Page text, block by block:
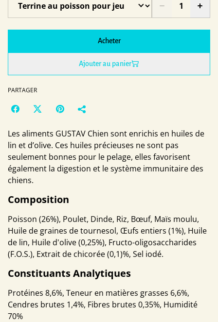
Acheter
Ajouter au panier
PARTAGER
Les aliments GUSTAV Chien sont enrichis en huiles de
lin et d’olive. Ces huiles précieuses ne sont pas
seulement bonnes pour le pelage, elles favorisent
également la digestion et le système immunitaire des
chiens.
Composition
Poisson (26%), Poulet, Dinde, Riz, Bœuf, Maïs moulu,
Huile de graines de tournesol, Œufs entiers (1%), Huile
de lin, Huile d'olive (0,25%), Fructo-oligosaccharides
(F.O.S.), Extrait de chicorée (0,1)%, Sel iodé.
Constituants Analytiques
Protéines 8,6%, Teneur en matières grasses 6,6%,
Cendres brutes 1,4%, Fibres brutes 0,35%, Humidité
70%